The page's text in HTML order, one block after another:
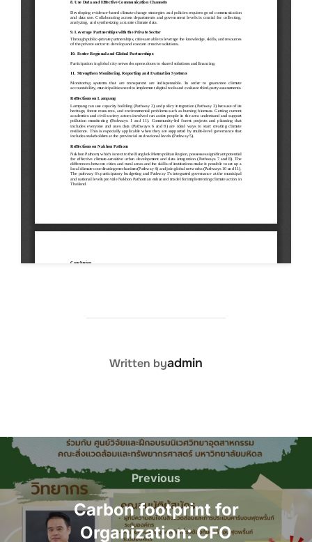
POST AUTHOR
Written byadmin
Post
navigation
Previous
Previous
Carbon footprint for
Organization: CFO